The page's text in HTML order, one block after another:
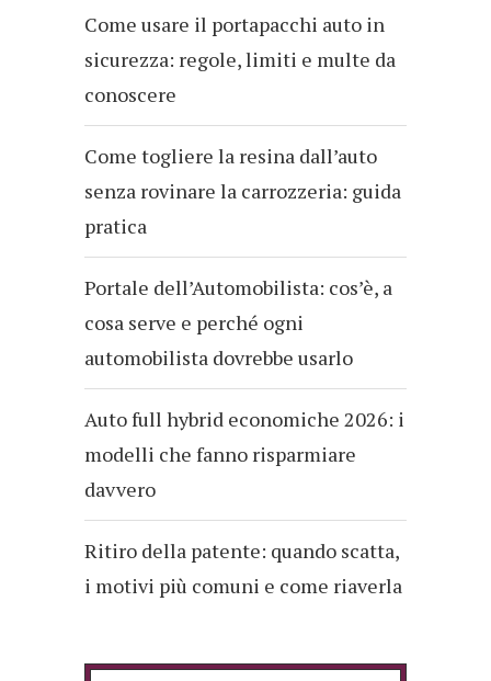
Come usare il portapacchi auto in
sicurezza: regole, limiti e multe da
conoscere
Come togliere la resina dall’auto
senza rovinare la carrozzeria: guida
pratica
Portale dell’Automobilista: cos’è, a
cosa serve e perché ogni
automobilista dovrebbe usarlo
Auto full hybrid economiche 2026: i
modelli che fanno risparmiare
davvero
Ritiro della patente: quando scatta,
i motivi più comuni e come riaverla